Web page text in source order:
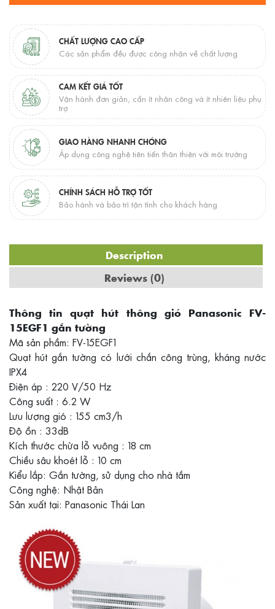
CHẤT LƯỢNG CAO CẤP
Các sản phẩm đều được công nhận về chất lượng
CAM KẾT GIÁ TỐT
Vận hành đơn giản, cần ít nhân công và ít nhiên liệu phụ
trợ
GIAO HÀNG NHANH CHÓNG
Áp dụng công nghệ tiên tiến thân thiện với môi trường
CHÍNH SÁCH HỖ TRỢ TỐT
Bảo hành và bảo trì tận tình cho khách hàng
Description
Reviews (0)
Thông tin quạt hút thông gió Panasonic FV-
15EGF1 gắn tường
Mã sản phầm: FV-15EGF1
Quạt hút gắn tường có lưới chắn công trùng, kháng nước
IPX4
Điện áp : 220 V/50 Hz
Công suất : 6.2 W
Lưu lượng gió : 155 cm3/h
Độ ồn : 33dB
Kích thước chừa lỗ vuông : 18 cm
Chiều sâu khoét lỗ : 10 cm
Kiểu lắp: Gắn tường, sử dụng cho nhà tắm
Công nghệ: Nhật Bản
Sản xuất tại: Panasonic Thái Lan